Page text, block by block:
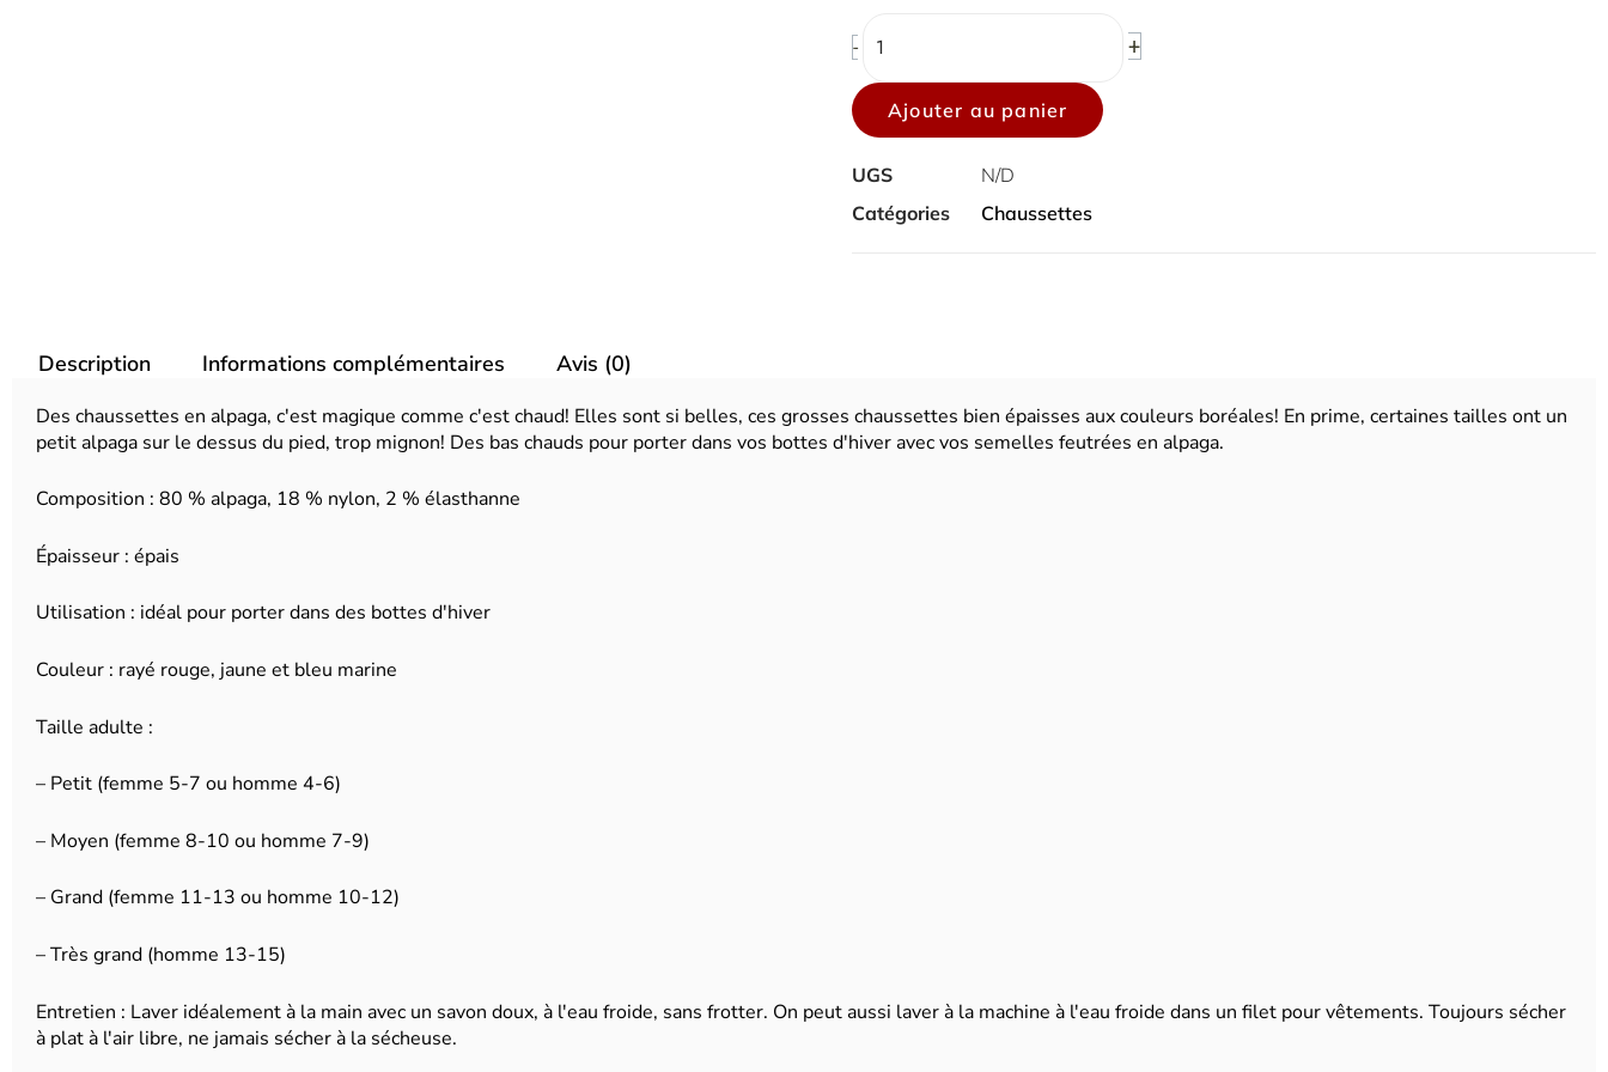
- +
Ajouter au panier
UGS
N/D
Catégories
Chaussettes
Description Informations complémentaires Avis (0)
Des chaussettes en alpaga, c'est magique comme c'est chaud! Elles sont si belles, ces grosses chaussettes bien épaisses aux couleurs boréales! En prime, certaines tailles ont un
petit alpaga sur le dessus du pied, trop mignon! Des bas chauds pour porter dans vos bottes d'hiver avec vos semelles feutrées en alpaga.
Composition : 80 % alpaga, 18 % nylon, 2 % élasthanne
Épaisseur : épais
Utilisation : idéal pour porter dans des bottes d'hiver
Couleur : rayé rouge, jaune et bleu marine
Taille adulte :
– Petit (femme 5-7 ou homme 4-6)
– Moyen (femme 8-10 ou homme 7-9)
– Grand (femme 11-13 ou homme 10-12)
– Très grand (homme 13-15)
Entretien : Laver idéalement à la main avec un savon doux, à l'eau froide, sans frotter. On peut aussi laver à la machine à l'eau froide dans un filet pour vêtements. Toujours sécher
à plat à l'air libre, ne jamais sécher à la sécheuse.